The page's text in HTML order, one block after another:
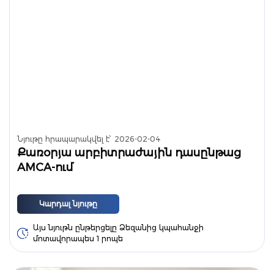
Նյութը հրապարակվել է՝ 2026-02-04
Քառօրյա արբիտրաժային դասընթաց
AMCA-ում
Կարդալ նյութը
Այս նյութն ընթերցելը Ձեզանից կպահանջի
մոտավորապես 1 րոպե